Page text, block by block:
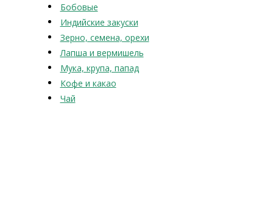
Бобовые
Индийские закуски
Зерно, семена, орехи
Лапша и вермишель
Мука, крупа, папад
Кофе и какао
Чай